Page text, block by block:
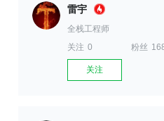
雷宇
全栈工程师
关注 0 粉丝
关注